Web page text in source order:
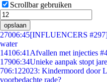
Scrollbar gebruiken
opslaan
27006:45[INFLUENCERS
water
14106:41 Afvallen met injecties
17906:34Unieke aanpak stopt
706:122023: Kindermoord door
voorbedachte rade?